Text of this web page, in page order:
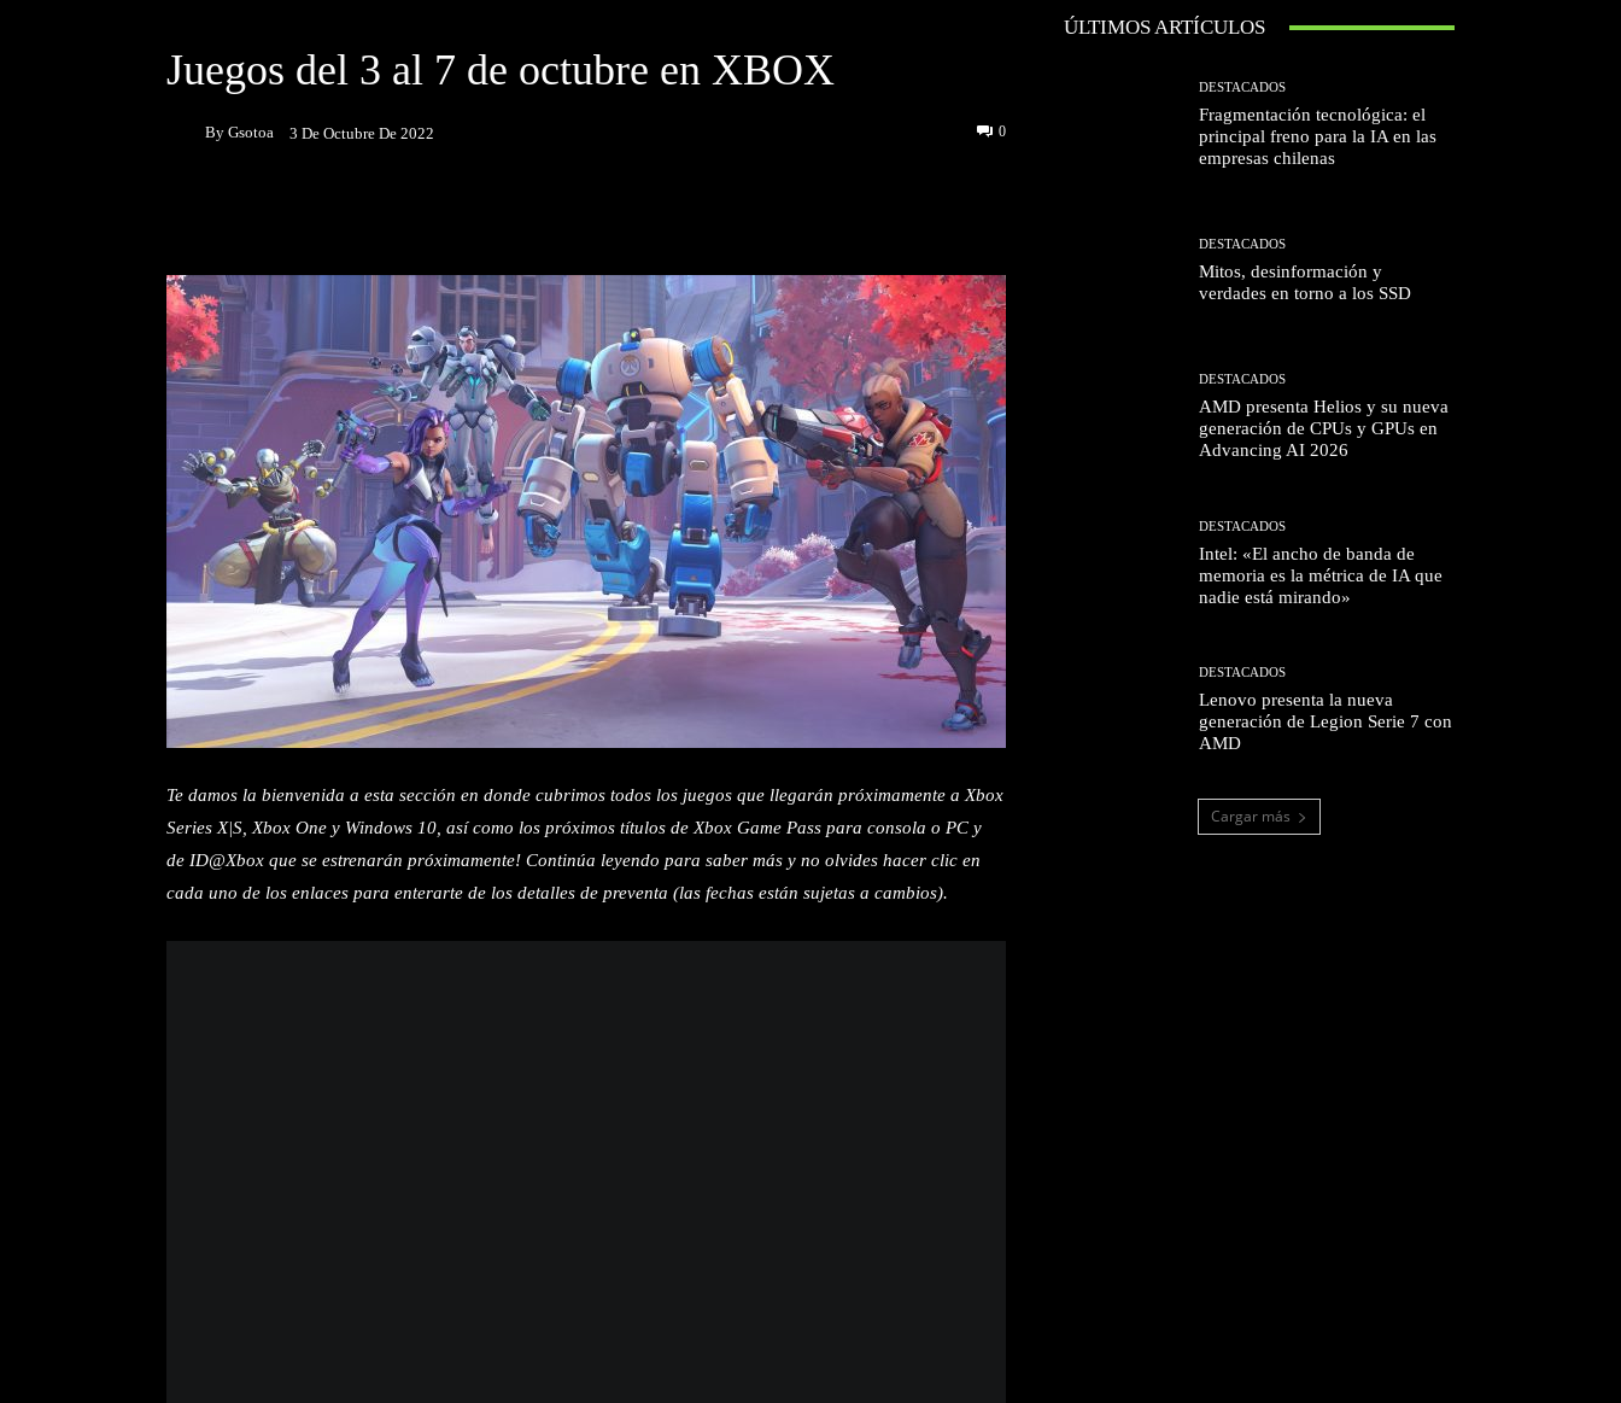
Juegos del 3 al 7 de octubre en XBOX
By Gsotoa 3 De Octubre De 2022 0
Te damos la bienvenida a esta sección en donde cubrimos todos los juegos que llegarán próximamente a Xbox
Series X|S, Xbox One y Windows 10, así como los próximos títulos de Xbox Game Pass para consola o PC y
de ID@Xbox que se estrenarán próximamente! Continúa leyendo para saber más y no olvides hacer clic en
cada uno de los enlaces para enterarte de los detalles de preventa (las fechas están sujetas a cambios).
ÚLTIMOS ARTÍCULOS
DESTACADOS
Fragmentación tecnológica: el
principal freno para la IA en las
empresas chilenas
DESTACADOS
Mitos, desinformación y
verdades en torno a los SSD
DESTACADOS
AMD presenta Helios y su nueva
generación de CPUs y GPUs en
Advancing AI 2026
DESTACADOS
Intel: «El ancho de banda de
memoria es la métrica de IA que
nadie está mirando»
DESTACADOS
Lenovo presenta la nueva
generación de Legion Serie 7 con
AMD
Cargar más